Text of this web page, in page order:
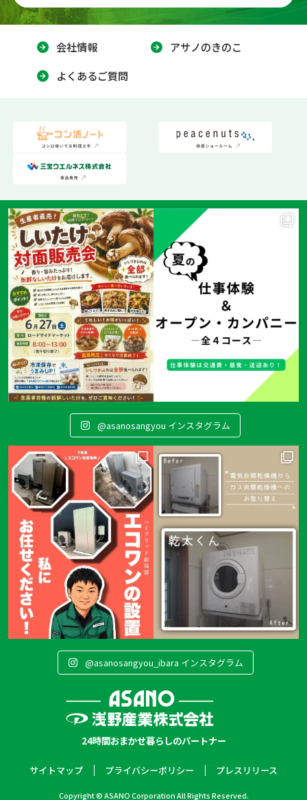
会社情報
アサノのきのこ
よくあるご質問
@asanosangyou インスタグラム
@asanosangyou_ibara インスタグラム
24時間おまかせ暮らしのパートナー
サイトマップ プライバシーポリシー プレスリリース
Copyright © ASANO Corporation All Rights Reserved.